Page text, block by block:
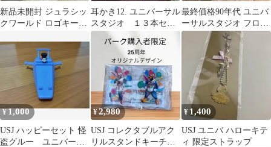
新品未開封 ジュラシッ
クワールド ロゴキーホ
耳かき12. ユニバーサル
スタジオ １３本セッ
ト 新品
最終価格90年代 ユニバ
ーサルスタジオ フロリ
ダ USA製 レア 黒Tシャ
¥1,000
USJ ハッピーセット 怪
盗グルー ユニバーサ
¥2,980
USJ コレクタブルアク
リルスタンドキーチェ
¥1,400
USJ ユニバ ハローキテ
ィ 限定ストラップ